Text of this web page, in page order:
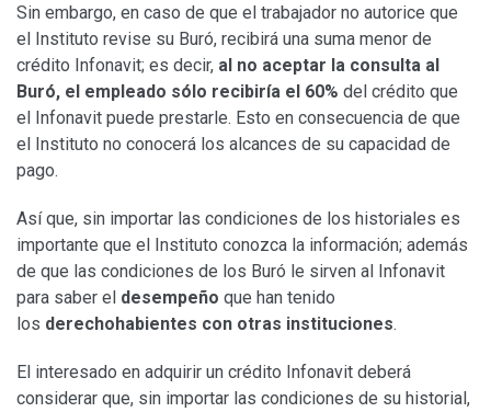
Sin embargo, en caso de que el trabajador no autorice que
el Instituto revise su Buró, recibirá una suma menor de
crédito Infonavit; es decir, al no aceptar la consulta al
Buró, el empleado sólo recibiría el 60% del crédito que
el Infonavit puede prestarle. Esto en consecuencia de que
el Instituto no conocerá los alcances de su capacidad de
pago.
Así que, sin importar las condiciones de los historiales es
importante que el Instituto conozca la información; además
de que las condiciones de los Buró le sirven al Infonavit
para saber el desempeño que han tenido
los derechohabientes con otras instituciones.
El interesado en adquirir un crédito Infonavit deberá
considerar que, sin importar las condiciones de su historial,